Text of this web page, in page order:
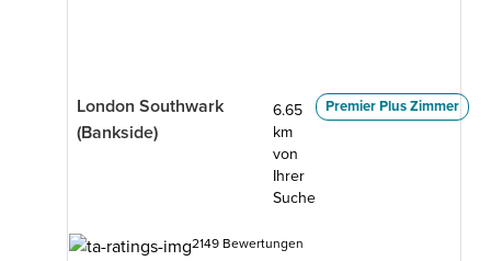
London Southwark
(Bankside)
6.65
km
von
Ihrer
Suche
Premier Plus Zimmer
2149 Bewertungen